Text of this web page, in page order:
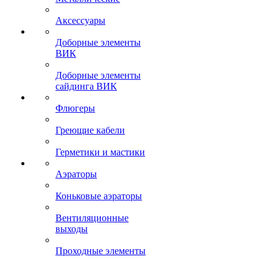
Аксессуары
Доборные элементы
ВИК
Доборные элементы
сайдинга ВИК
Флюгеры
Греющие кабели
Герметики и мастики
Аэраторы
Коньковые аэраторы
Вентиляционные
выходы
Проходные элементы